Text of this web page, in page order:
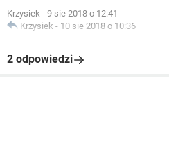
Krzysiek - 9 sie 2018 o 12:41
Krzysiek - 10 sie 2018 o 10:36
2 odpowiedzi